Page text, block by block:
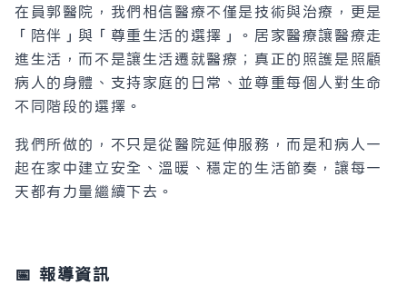
在員郭醫院，我們相信醫療不僅是技術與治療，更是
「陪伴」與「尊重生活的選擇」。居家醫療讓醫療走
進生活，而不是讓生活遷就醫療；真正的照護是照顧
病人的身體、支持家庭的日常、並尊重每個人對生命
不同階段的選擇。
我們所做的，不只是從醫院延伸服務，而是和病人一
起在家中建立安全、溫暖、穩定的生活節奏，讓每一
天都有力量繼續下去。
📅 報導資訊